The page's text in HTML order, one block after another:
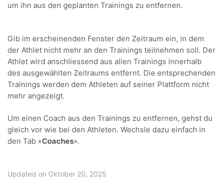
um ihn aus den geplanten Trainings zu entfernen.
Gib im erscheinenden Fenster den Zeitraum ein, in dem
der Athlet nicht mehr an den Trainings teilnehmen soll. Der
Athlet wird anschliessend aus allen Trainings innerhalb
des ausgewählten Zeitraums entfernt. Die entsprechenden
Trainings werden dem Athleten auf seiner Plattform nicht
mehr angezeigt.
Um einen Coach aus den Trainings zu entfernen, gehst du
gleich vor wie bei den Athleten. Wechsle dazu einfach in
den Tab «Coaches».
Updated on Oktober 20, 2025